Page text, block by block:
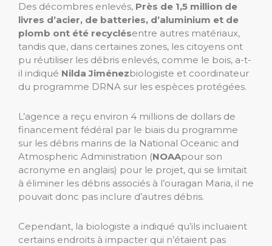
Des décombres enlevés, Près de 1,5 million de
livres d’acier, de batteries, d’aluminium et de
plomb ont été recyclésentre autres matériaux,
tandis que, dans certaines zones, les citoyens ont
pu réutiliser les débris enlevés, comme le bois, a-t-
il indiqué Nilda Jiménezbiologiste et coordinateur
du programme DRNA sur les espèces protégées.
L’agence a reçu environ 4 millions de dollars de
financement fédéral par le biais du programme
sur les débris marins de la National Oceanic and
Atmospheric Administration (NOAApour son
acronyme en anglais) pour le projet, qui se limitait
à éliminer les débris associés à l’ouragan Maria, il ne
pouvait donc pas inclure d’autres débris.
Cependant, la biologiste a indiqué qu’ils incluaient
certains endroits à impacter qui n’étaient pas